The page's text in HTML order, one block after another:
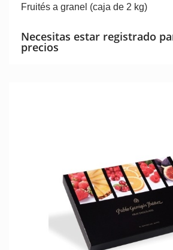
Fruités a granel (caja de 2 kg)
Necesitas estar registrado
precios